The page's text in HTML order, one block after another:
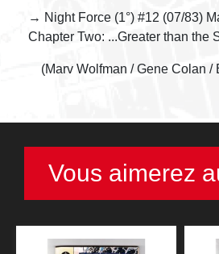
→ Night Force (1°) #12 (07/83)
Chapter Two: ...Greater than the
(Marv Wolfman / Gene Colan /
Vous aimerez